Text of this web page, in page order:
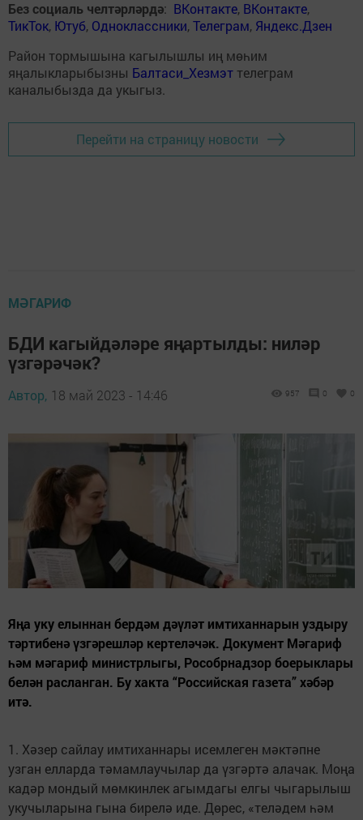
Без социаль челтәрләрдә: ВКонтакте, ВКонтакте,
ТикТок, Ютуб, Одноклассники,Телеграм, Яндекс.Дзен
Район тормышына кагылышлы иң мөһим
яңалыкларыбызны Балтаси_Хезмэт телеграм
каналыбызда да укыгыз.
Перейти на страницу новости
МӘГАРИФ
БДИ кагыйдәләре яңартылды: ниләр
үзгәрәчәк?
Автор, 18 май 2023 - 14:46 957 0 0
Яңа уку елыннан бердәм дәүләт имтиханнарын уздыру
тәртибенә үзгәрешләр кертеләчәк. Документ Мәгариф
һәм мәгариф министрлыгы, Рособрнадзор боерыклары
белән расланган. Бу хакта “Российская газета” хәбәр
итә.
1. Хәзер сайлау имтиханнары исемлеген мәктәпне
узган елларда тәмамлаучылар да үзгәртә алачак. Моңа
кадәр мондый мөмкинлек агымдагы елгы чыгарылыш
укучыларына гына бирелә иде. Дөрес, «теләдем һәм